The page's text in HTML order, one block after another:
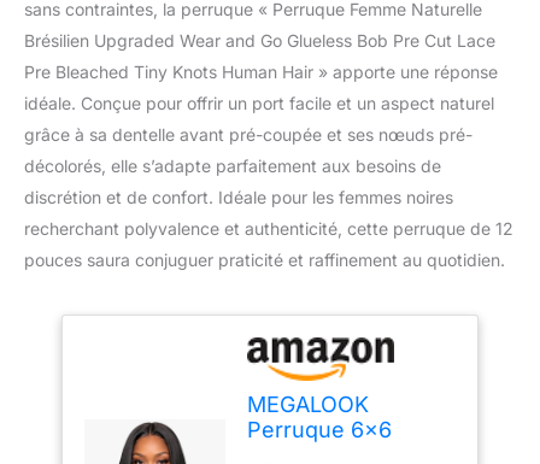
sans contraintes, la perruque « Perruque Femme Naturelle
Brésilien Upgraded Wear and Go Glueless Bob Pre Cut Lace
Pre Bleached Tiny Knots Human Hair » apporte une réponse
idéale. Conçue pour offrir un port facile et un aspect naturel
grâce à sa dentelle avant pré-coupée et ses nœuds pré-
décolorés, elle s’adapte parfaitement aux besoins de
discrétion et de confort. Idéale pour les femmes noires
recherchant polyvalence et authenticité, cette perruque de 12
pouces saura conjuguer praticité et raffinement au quotidien.
MEGALOOK
Perruque 6x6